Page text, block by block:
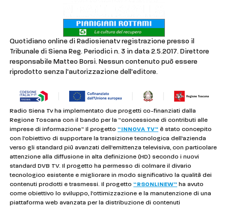
Quotidiano online di Radiosienatv registrazione presso il
Tribunale di Siena Reg. Periodici n. 3 in data 2.5.2017. Direttore
responsabile Matteo Borsi. Nessun contenuto può essere
riprodotto senza l'autorizzazione dell'editore.
Radio Siena Tv ha implementato due progetti co-finanziati dalla
Regione Toscana con il bando per la “concessione di contributi alle
imprese di informazione” Il progetto“INNOVA TV” è stato concepito
con l’obiettivo di supportare la transizione tecnologica dell’azienda
verso gli standard più avanzati dell’emittenza televisiva, con particolare
attenzione alla diffusione in alta definizione (HD) secondo i nuovi
standard DVB TV. Il progetto ha permesso di colmare il divario
tecnologico esistente e migliorare in modo significativo la qualità dei
contenuti prodotti e trasmessi. Il progetto“RSONLINEW” ha avuto
come obiettivo lo sviluppo, l’ottimizzazione e la manutenzione di una
piattaforma web avanzata per la distribuzione di contenuti